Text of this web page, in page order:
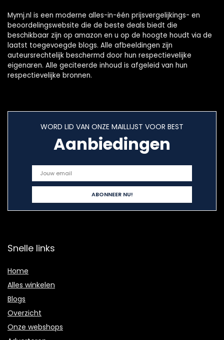
Mymj.nl is een moderne alles-in-één prijsvergelijkings- en
beoordelingswebsite die de beste deals biedt die
beschikbaar zijn op amazon en u op de hoogte houdt via de
laatst toegevoegde blogs. Alle afbeeldingen zijn
auteursrechtelijk beschermd door hun respectievelijke
eigenaren. Alle geciteerde inhoud is afgeleid van hun
respectievelijke bronnen.
WORD LID VAN ONZE MAILLIJST VOOR BEST
Aanbiedingen
Snelle links
Home
Alles winkelen
Blogs
Overzicht
Onze webshops